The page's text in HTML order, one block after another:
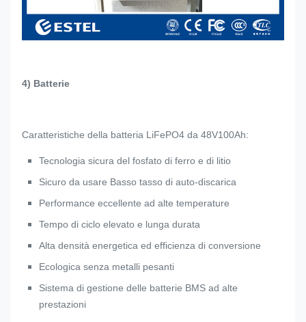
4) Batterie
Caratteristiche della batteria LiFePO4 da 48V100Ah:
Tecnologia sicura del fosfato di ferro e di litio
Sicuro da usare Basso tasso di auto-discarica
Performance eccellente ad alte temperature
Tempo di ciclo elevato e lunga durata
Alta densità energetica ed efficienza di conversione
Ecologica senza metalli pesanti
Sistema di gestione delle batterie BMS ad alte
prestazioni